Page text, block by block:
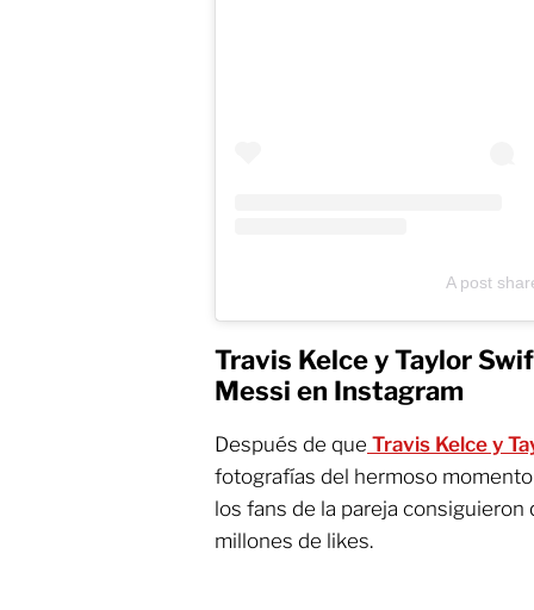
A post
Travis Kelce y Taylor
Messi en Instagram
Después de que Travis Kelce y
fotografías del hermoso
los fans de la pareja consiguieron
millones de likes.